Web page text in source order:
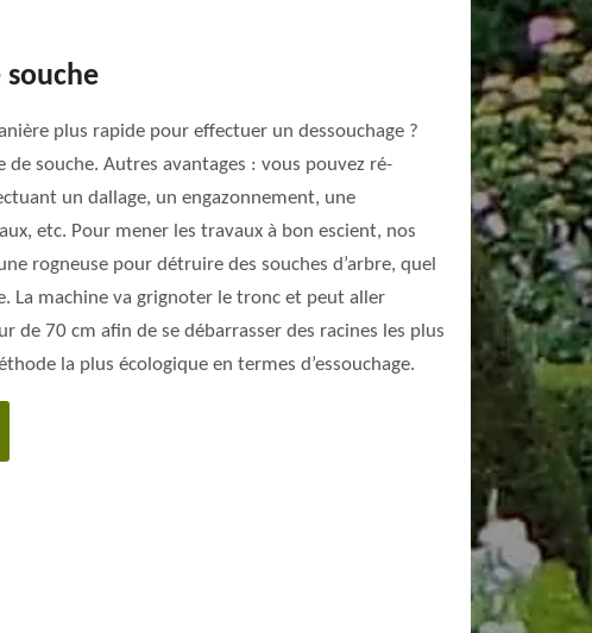
souche
plus rapide pour effectuer un dessouchage ?
de souche. Autres avantages : vous pouvez ré-
un dallage, un engazonnement, une
etc. Pour mener les travaux à bon escient, nos
rogneuse pour détruire des souches d’arbre, quel
La machine va grignoter le tronc et peut aller
de 70 cm afin de se débarrasser des racines les plus
la plus écologique en termes d’essouchage.